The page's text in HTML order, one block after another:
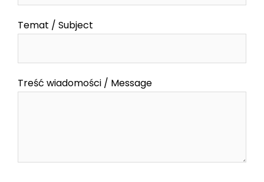
Temat / Subject
Treść wiadomości / Message